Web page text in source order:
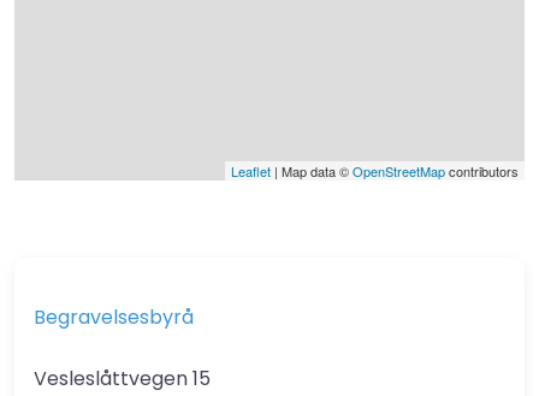
Leaflet | Map data ©OpenStreetMapcontributors
Begravelsesbyrå
Vesleslåttvegen 15